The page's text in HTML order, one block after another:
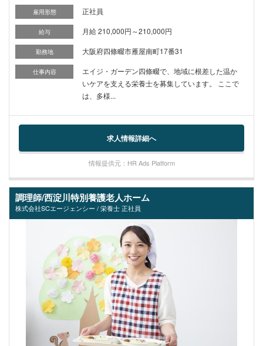
雇用形態 正社員
給与 月給 210,000円～210,000円
勤務地 大阪府四條畷市雁屋南町17番31
仕事内容
エイジ・ガーデン四條畷で、地域に根差した温か
いケアを支える栄養士を募集しています。 ここで
は、多様...
求人情報詳細へ
情報提供元：HR Ads Platform
調理師/西淀川特別養護老人ホーム
株式会社SCエージェンシー / 栄養士 正社員